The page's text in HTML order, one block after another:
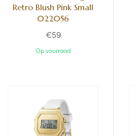
Retro Blush Pink Small
022056
€59
Op voorraad